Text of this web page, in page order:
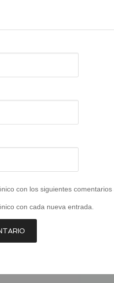
con los siguientes comentarios
con cada nueva entrada.